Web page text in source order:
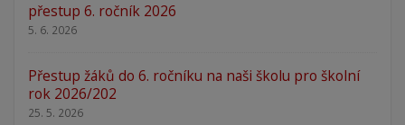
přestup 6. ročník 2026
5. 6. 2026
Přestup žáků do 6. ročníku na naši školu pro školní
rok 2026/202
25. 5. 2026